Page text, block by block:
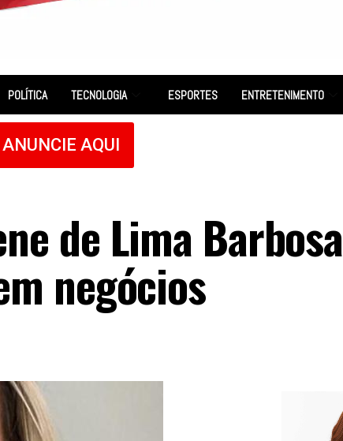
POLÍTICA TECNOLOGIA ESPORTES ENTRETENIMENTO
ANUNCIE AQUI
de Lima Barbosa
negócios